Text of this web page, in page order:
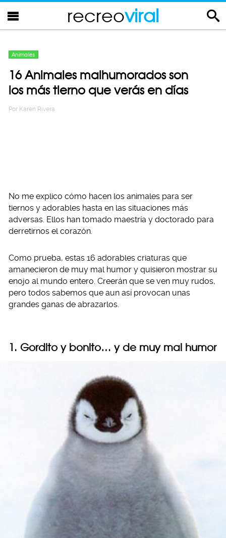
recreoviral
Animales
16 Animales malhumorados son
los más tierno que verás en días
Por Karen Rivera
No me explico cómo hacen los animales para ser
tiernos y adorables hasta en las situaciones más
adversas. Ellos han tomado maestría y doctorado para
derretirnos el corazón.
Como prueba, estas 16 adorables criaturas que
amanecieron de muy mal humor y quisieron mostrar su
enojo al mundo entero. Creerán que se ven muy rudos,
pero todos sabemos que aun así provocan unas
grandes ganas de abrazarlos.
1. Gordito y bonito… y de muy mal humor